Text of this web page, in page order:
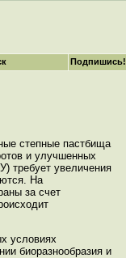
степные пастбища
и улучшенных
требует увеличения
На
за счет
условиях
биоразнообразия и
Подпишись!